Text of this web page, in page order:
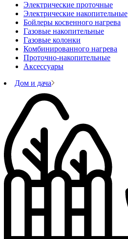
Электрические проточные
Электрические накопительные
Бойлеры косвенного нагрева
Газовые накопительные
Газовые колонки
Комбинированного нагрева
Проточно-накопительные
Аксессуары
Дом и дача